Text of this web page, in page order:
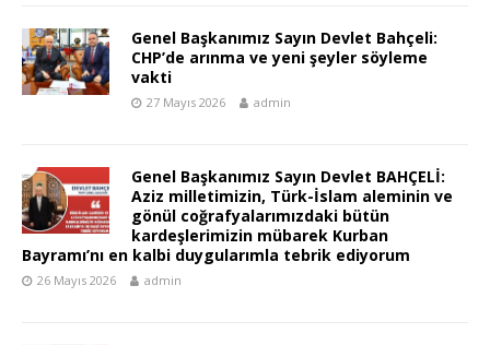
Genel Başkanımız Sayın Devlet Bahçeli:
CHP’de arınma ve yeni şeyler söyleme
vakti
27 Mayıs 2026 admin
Genel Başkanımız Sayın Devlet BAHÇELİ:
Aziz milletimizin, Türk-İslam aleminin ve
gönül coğrafyalarımızdaki bütün
kardeşlerimizin mübarek Kurban
Bayramı’nı en kalbi duygularımla tebrik ediyorum
26 Mayıs 2026 admin